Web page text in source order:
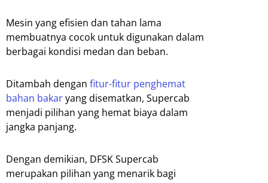
Mesin yang efisien dan tahan lama
membuatnya cocok untuk digunakan dalam
berbagai kondisi medan dan beban.
Ditambah dengan fitur-fitur penghemat
bahan bakaryang disematkan, Supercab
menjadi pilihan yang hemat biaya dalam
jangka panjang.
Dengan demikian, DFSK Supercab
merupakan pilihan yang menarik bagi